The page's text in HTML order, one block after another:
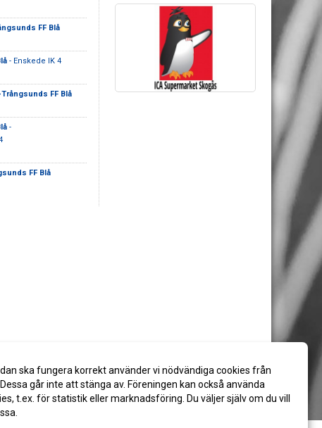
FF Blå
- Enskede IK 4
FF Blå
-
FF Blå
ska fungera korrekt använder vi nödvändiga cookies från
går inte att stänga av. Föreningen kan också använda
t.ex. för statistik eller marknadsföring. Du väljer själv om du vill